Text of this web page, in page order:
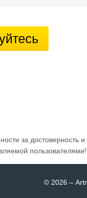
за достоверность и
пользователями!
© 2026 –